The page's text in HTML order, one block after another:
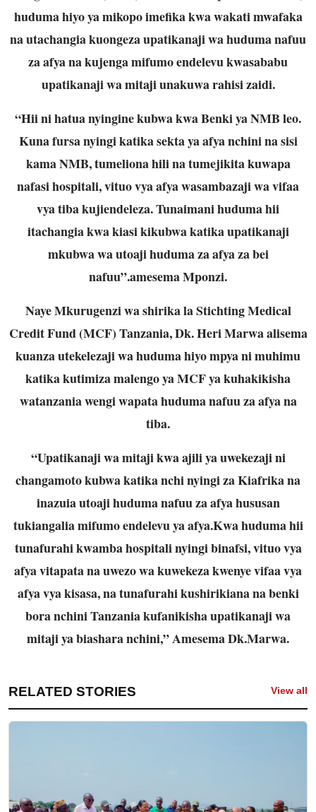
huduma hiyo ya mikopo imefika kwa wakati mwafaka
na utachangia kuongeza upatikanaji wa huduma nafuu
za afya na kujenga mifumo endelevu kwasababu
upatikanaji wa mitaji unakuwa rahisi zaidi.
“Hii ni hatua nyingine kubwa kwa Benki ya NMB leo.
Kuna fursa nyingi katika sekta ya afya nchini na sisi
kama NMB, tumeliona hili na tumejikita kuwapa
nafasi hospitali, vituo vya afya wasambazaji wa vifaa
vya tiba kujiendeleza. Tunaimani huduma hii
itachangia kwa kiasi kikubwa katika upatikanaji
mkubwa wa utoaji huduma za afya za bei
nafuu”.amesema Mponzi.
Naye Mkurugenzi wa shirika la Stichting Medical
Credit Fund (MCF) Tanzania, Dk. Heri Marwa alisema
kuanza utekelezaji wa huduma hiyo mpya ni muhimu
katika kutimiza malengo ya MCF ya kuhakikisha
watanzania wengi wapata huduma nafuu za afya na
tiba.
“Upatikanaji wa mitaji kwa ajili ya uwekezaji ni
changamoto kubwa katika nchi nyingi za Kiafrika na
inazuia utoaji huduma nafuu za afya hususan
tukiangalia mifumo endelevu ya afya.Kwa huduma hii
tunafurahi kwamba hospitali nyingi binafsi, vituo vya
afya vitapata na uwezo wa kuwekeza kwenye vifaa vya
afya vya kisasa, na tunafurahi kushirikiana na benki
bora nchini Tanzania kufanikisha upatikanaji wa
mitaji ya biashara nchini,” Amesema Dk.Marwa.
RELATED STORIES View all